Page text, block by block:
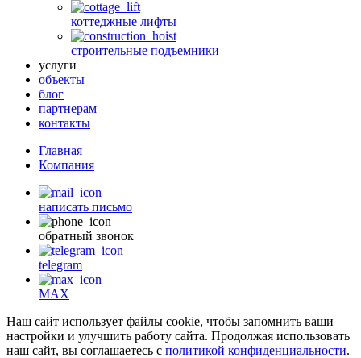
коттеджные лифты
строительные подъемники
услуги
объекты
блог
партнерам
контакты
Главная
Компания
написать письмо
обратный звонок
telegram
MAX
Наш сайт использует файлы cookie, чтобы запомнить ваши
настройки и улучшить работу сайта. Продолжая использовать
наш сайт, вы соглашаетесь с политикой конфиденциальности.